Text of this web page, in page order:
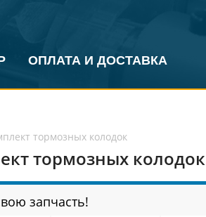
ОПЛАТА И ДОСТАВКА
тормозных колодок
тормозных колодок
запчасть!